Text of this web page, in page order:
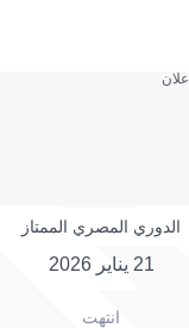
إعلان
الدوري المصري الممتاز
21 يناير 2026
انتهت